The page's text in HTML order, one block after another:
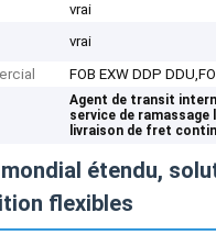
vrai
vrai
FOB EXW DDP
Agent de transit
service de
livraison de fret
étendu,
flexibles